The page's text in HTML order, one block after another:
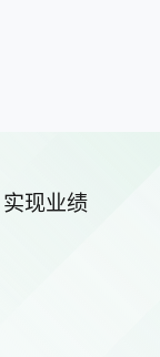
现业绩